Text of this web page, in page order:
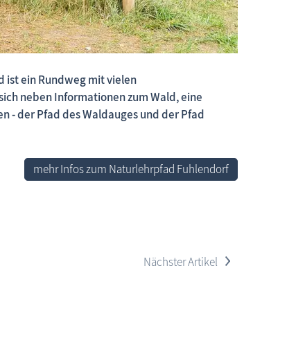
Beiträge, neue Bilderserien von traditionellen Festen
ist ein Rundweg mit vielen
neben Informationen zum Wald, eine
- der Pfad des Waldauges und der Pfad
mehr Infos zum Naturlehrpfad Fuhlendorf
>